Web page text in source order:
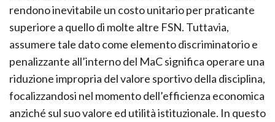
rendono inevitabile un costo unitario per praticante
superiore a quello di molte altre FSN. Tuttavia,
assumere tale dato come elemento discriminatorio e
penalizzante all’interno del MaC significa operare una
riduzione impropria del valore sportivo della disciplina,
focalizzandosi nel momento dell’efficienza economica
anziché sul suo valore ed utilità istituzionale. In questo